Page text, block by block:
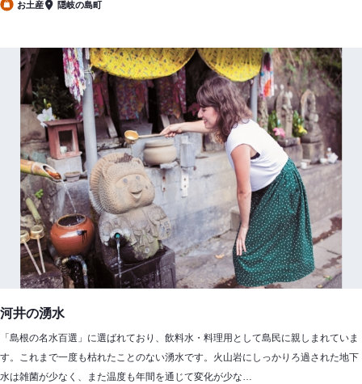
お土産 隠岐の島町
河井の湧水
「島根の名水百選」に選ばれており、飲料水・料理用として島民に親しまれていま
す。これまで一度も枯れたことのない湧水です。火山岩にしっかりろ過された地下
水は雑菌が少なく、また温度も年間を通じて変化が少な…